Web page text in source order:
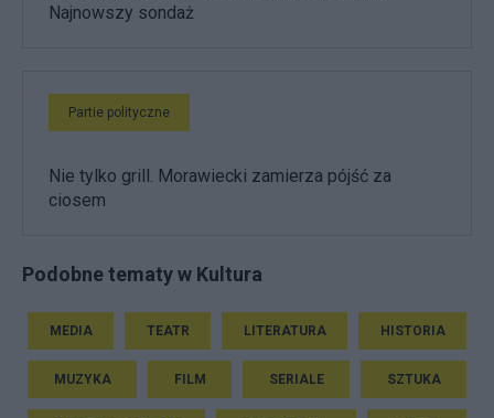
Najnowszy sondaż
Partie polityczne
Nie tylko grill. Morawiecki zamierza pójść za
ciosem
Podobne tematy w Kultura
MEDIA TEATR LITERATURA HISTORIA
MUZYKA FILM SERIALE SZTUKA